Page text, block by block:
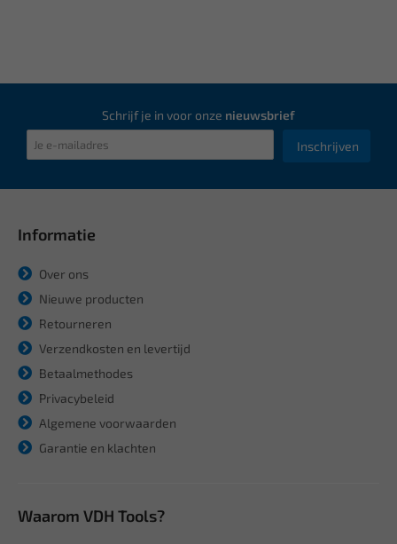
Schrijf je in voor onze nieuwsbrief
Inschrijven
Informatie
Over ons
Nieuwe producten
Retourneren
Verzendkosten en levertijd
Betaalmethodes
Privacybeleid
Algemene voorwaarden
Garantie en klachten
Waarom VDH Tools?